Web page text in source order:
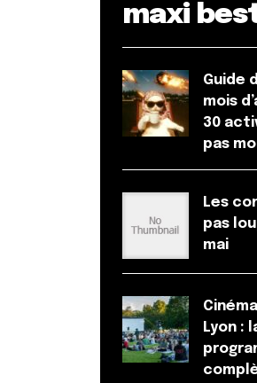
maxi
Guide
mois
30
pas
Les
pas
mai
Lyon :